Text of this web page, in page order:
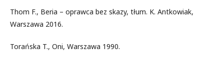
Thom F., Beria – oprawca bez skazy, tłum. K. Antkowiak,
Warszawa 2016.
Torańska T., Oni, Warszawa 1990.